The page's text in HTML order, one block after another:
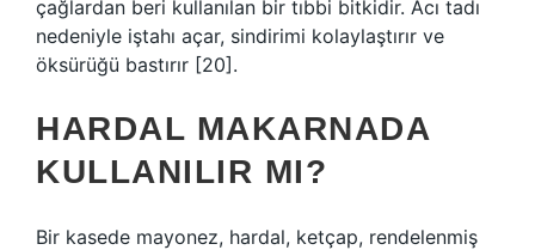
çağlardan beri kullanılan bir tıbbi bitkidir. Acı tadı
nedeniyle iştahı açar, sindirimi kolaylaştırır ve
öksürüğü bastırır [20].
HARDAL MAKARNADA
KULLANILIR MI?
Bir kasede mayonez, hardal, ketçap, rendelenmiş